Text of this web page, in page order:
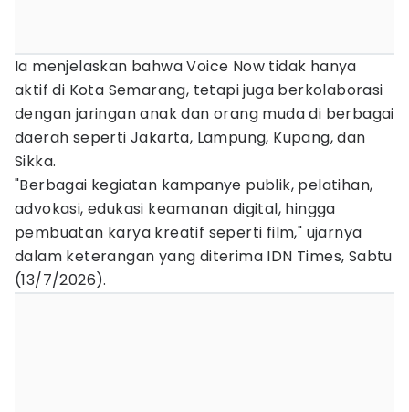
Ia menjelaskan bahwa Voice Now tidak hanya
aktif di Kota Semarang, tetapi juga berkolaborasi
dengan jaringan anak dan orang muda di berbagai
daerah seperti Jakarta, Lampung, Kupang, dan
Sikka.
"Berbagai kegiatan kampanye publik, pelatihan,
advokasi, edukasi keamanan digital, hingga
pembuatan karya kreatif seperti film," ujarnya
dalam keterangan yang diterima IDN Times, Sabtu
(13/7/2026).